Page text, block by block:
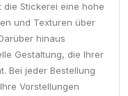
Stickerei eine hohe
und Texturen über
hinaus
Gestaltung, die Ihrer
Bei jeder Bestellung
Vorstellungen